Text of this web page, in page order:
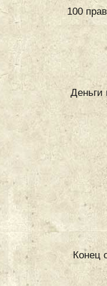
100
Деньги
Конец